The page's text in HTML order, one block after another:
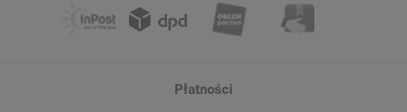
Płatności